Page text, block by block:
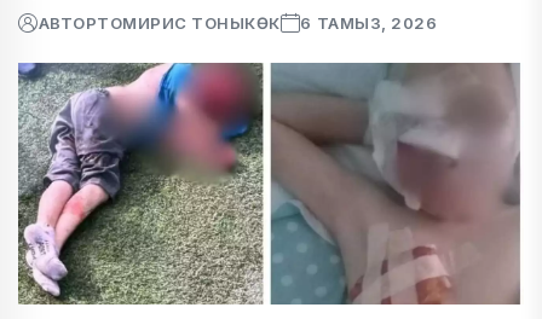
АВТОРТОМИРИС ТОНЫКӨК 6 ТАМЫЗ, 2026